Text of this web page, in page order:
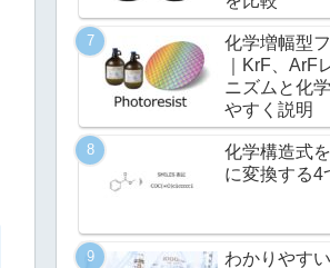
化学増幅型
｜KrF、ArF
ニズムと化
やすく説明
化学構造式
に変換する4
わかりやす